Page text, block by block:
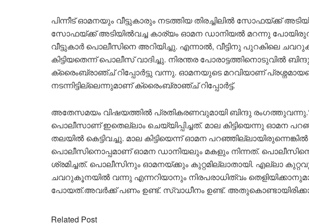
പിന്നീട് ഓമനയും വീട്ടുകാരും നടത്തിയ തിരച്ചിലിൽ സോഫയ്ക്ക്
സോഫയ്ക്ക് അടിയിൽവച്ച കാര്യം ഓമന ഡാനിയൽ മറന്നു പോയിരുന്നു.
വീട്ടുകാർ പൊലീസിനെ അറിയിച്ചു. എന്നാൽ, വീട്ടിനു പുറകിലെ
കിട്ടിയതെന്ന് പൊലീസ് വാദിച്ചു. നിരന്തര പോരാട്ടത്തിനൊടുവിൽ
ക്രൈംബ്രാഞ്ച് റിപ്പോർട്ടു വന്നു. ഓമനയുടെ മറവിയാണ്
നടന്നിട്ടില്ലെന്നുമാണ് ക്രൈംബ്രാഞ്ച് റിപ്പോർട്ട്.
അതേസമയം വിഷയത്തിൽ പ്രതികരണവുമായി ബിന്ദു
പൊലീസാണ് ഇതെല്ലാം ചെയ്യിപ്പിച്ചത്. മാല കിട്ടിയെന്നു ഓമന
തലയിൽ കെട്ടിവച്ചു. മാല കിട്ടിയെന്ന് ഓമന
പൊലീസിനൊപ്പമാണ് ഓമന ഡാനിയലും മകളും നിന്നത്.
ശ്രമിച്ചത്. പൊലീസിനും ഓമനയ്ക്കും കുറ്റമില്ലാതായി. എല്ലാ
ചവറുകൂനയിൽ വന്നു എന്നറിയാനും നിരപരാധിത്വം
പോയത്.അവർക്ക് പണം ഉണ്ട്. സ്വാധീനം ഉണ്ട്.
Related Post